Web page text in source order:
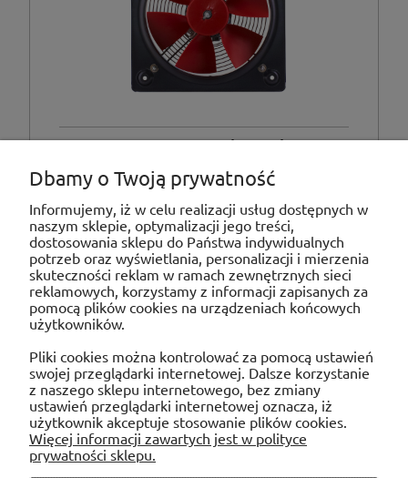
COMPACT HCFB/4-250/HA
« 1 2 3 4 5 ... 13 »
MOJE KONTO
PŁATNOŚCI I DOSTAWA
Dbamy o Twoją prywatność
Informujemy, iż w celu realizacji usług dostępnych w
naszym sklepie, optymalizacji jego treści,
dostosowania sklepu do Państwa indywidualnych
potrzeb oraz wyświetlania, personalizacji i mierzenia
skuteczności reklam w ramach zewnętrznych sieci
reklamowych, korzystamy z informacji zapisanych za
pomocą plików cookies na urządzeniach końcowych
użytkowników.
Pliki cookies można kontrolować za pomocą ustawień
swojej przeglądarki internetowej. Dalsze korzystanie
z naszego sklepu internetowego, bez zmiany
ustawień przeglądarki internetowej oznacza, iż
użytkownik akceptuje stosowanie plików cookies.
Więcej informacji zawartych jest w polityce
prywatności sklepu.